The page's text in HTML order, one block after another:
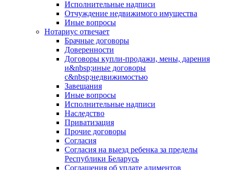
Исполнительные надписи
Отчуждение недвижимого имущества
Иные вопросы
Нотариус отвечает
Брачные договоры
Доверенности
Договоры купли-продажи, мены, дарения
и&nbsp;иные договоры
с&nbsp;недвижимостью
Завещания
Иные вопросы
Исполнительные надписи
Наследство
Приватизация
Прочие договоры
Согласия
Согласия на выезд ребенка за пределы
Республики Беларусь
Соглашения об уплате алиментов